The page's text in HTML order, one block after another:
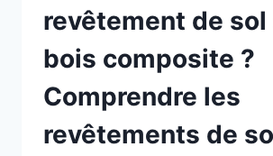
revêtement de sol
bois composite ?
Comprendre les
revêtements de